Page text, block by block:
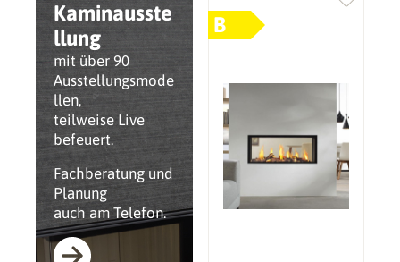
Kaminausste
llung
mit über 90
Ausstellungsmode
llen,
teilweise Live
befeuert.
Fachberatung und
Planung
auch am Telefon.
B